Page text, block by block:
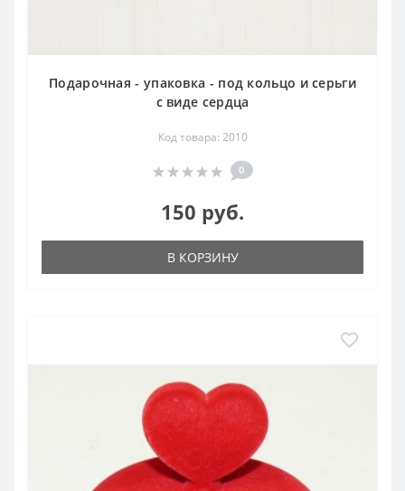
Подарочная - упаковка - под кольцо и серьги
с виде сердца
Код товара: 2010
0
150 руб.
В КОРЗИНУ